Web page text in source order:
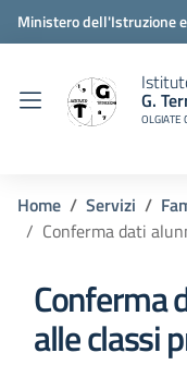
Ministero dell'Istruzione
G.
OLGIATE
Home Servizi
Conferma dati
Conferma
alle classi